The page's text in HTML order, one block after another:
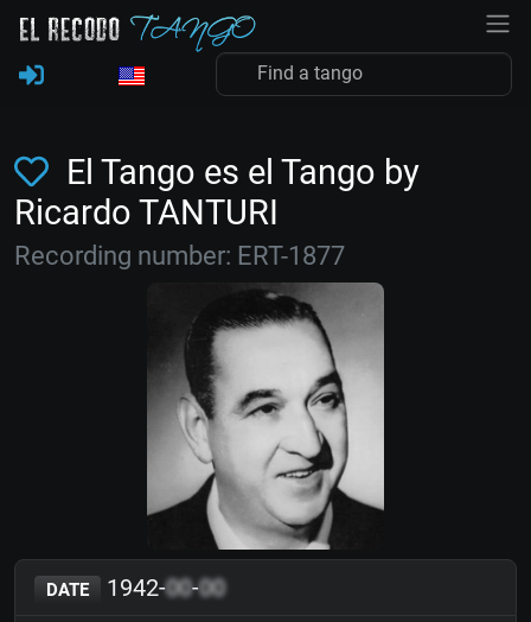
El Tango es el Tango by
Ricardo TANTURI
Recording number: ERT-1877
DATE 1942-00-00